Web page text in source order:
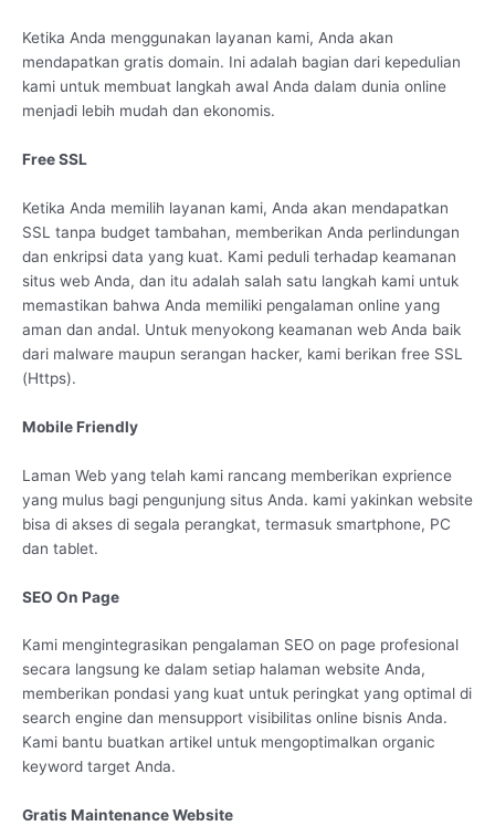
Ketika Anda menggunakan layanan kami, Anda akan
mendapatkan gratis domain. Ini adalah bagian dari kepedulian
kami untuk membuat langkah awal Anda dalam dunia online
menjadi lebih mudah dan ekonomis.
Free SSL
Ketika Anda memilih layanan kami, Anda akan mendapatkan
SSL tanpa budget tambahan, memberikan Anda perlindungan
dan enkripsi data yang kuat. Kami peduli terhadap keamanan
situs web Anda, dan itu adalah salah satu langkah kami untuk
memastikan bahwa Anda memiliki pengalaman online yang
aman dan andal. Untuk menyokong keamanan web Anda baik
dari malware maupun serangan hacker, kami berikan free SSL
(Https).
Mobile Friendly
Laman Web yang telah kami rancang memberikan exprience
yang mulus bagi pengunjung situs Anda. kami yakinkan website
bisa di akses di segala perangkat, termasuk smartphone, PC
dan tablet.
SEO On Page
Kami mengintegrasikan pengalaman SEO on page profesional
secara langsung ke dalam setiap halaman website Anda,
memberikan pondasi yang kuat untuk peringkat yang optimal di
search engine dan mensupport visibilitas online bisnis Anda.
Kami bantu buatkan artikel untuk mengoptimalkan organic
keyword target Anda.
Gratis Maintenance Website